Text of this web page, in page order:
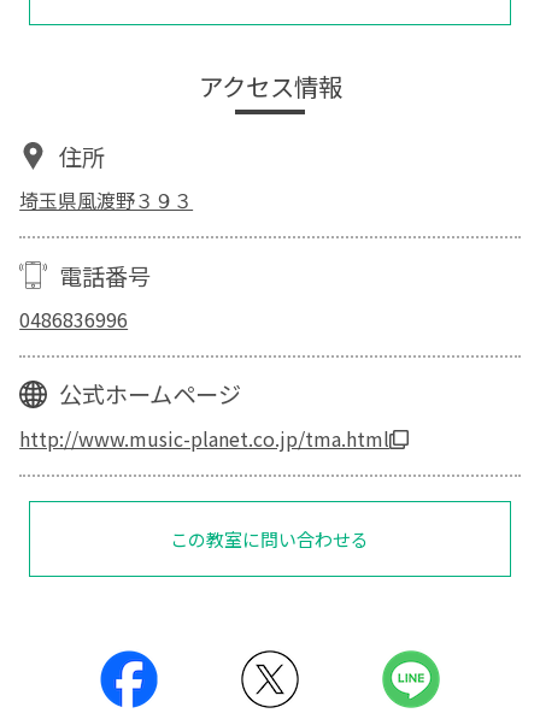
アクセス情報
住所
埼玉県風渡野３９３
電話番号
0486836996
公式ホームページ
http://www.music-planet.co.jp/tma.html
この教室に問い合わせる